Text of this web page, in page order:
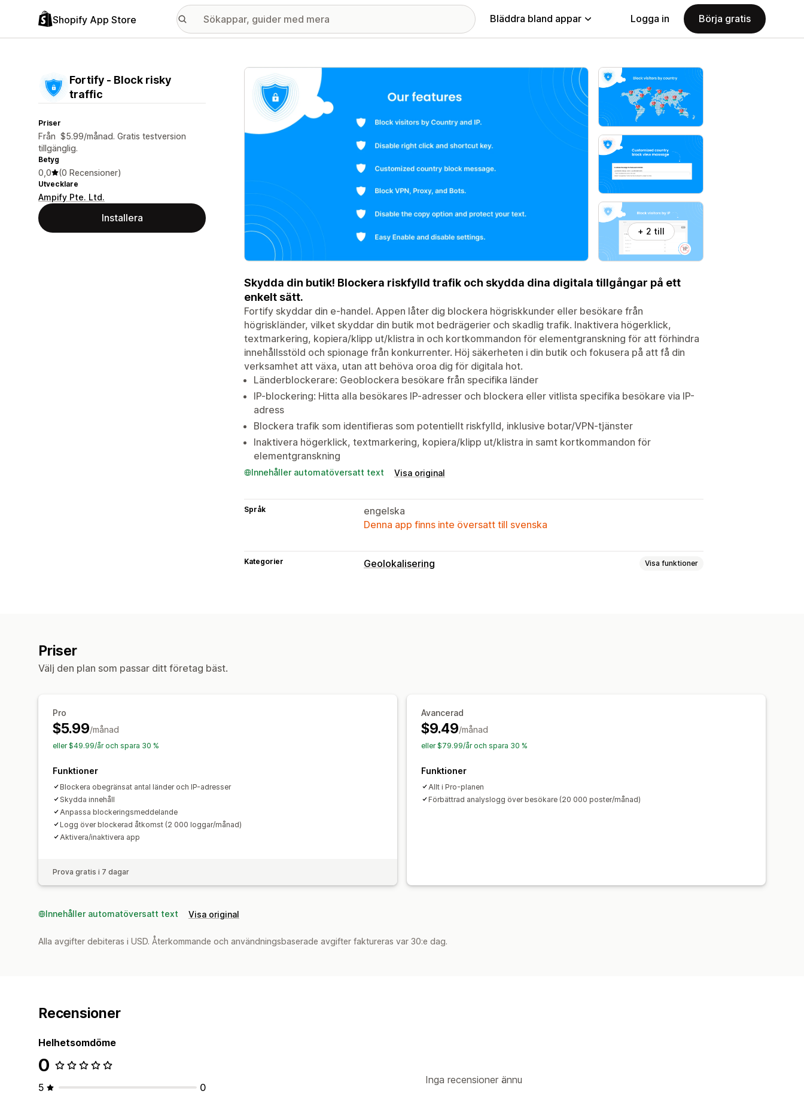
Shopify App Store Bläddra bland appar Logga in Börja gratis
Fortify ‑ Block risky
traffic
Priser
Från $5.99/månad. Gratis testversion
tillgänglig.
Betyg
0,0 (0 Recensioner)
Utvecklare
Ampify Pte. Ltd.
Installera
Galleri med utvalda bilder
+ 2 till
Skydda din butik! Blockera riskfylld trafik och skydda dina digitala tillgångar på ett
enkelt sätt.
Fortify skyddar din e-handel. Appen låter dig blockera högriskkunder eller besökare från
högriskländer, vilket skyddar din butik mot bedrägerier och skadlig trafik. Inaktivera högerklick,
textmarkering, kopiera/klipp ut/klistra in och kortkommandon för elementgranskning för att förhindra
innehållsstöld och spionage från konkurrenter. Höj säkerheten i din butik och fokusera på att få din
verksamhet att växa, utan att behöva oroa dig för digitala hot.
Länderblockerare: Geoblockera besökare från specifika länder
IP-blockering: Hitta alla besökares IP-adresser och blockera eller vitlista specifika besökare via IP-
adress
Blockera trafik som identifieras som potentiellt riskfylld, inklusive botar/VPN-tjänster
Inaktivera högerklick, textmarkering, kopiera/klipp ut/klistra in samt kortkommandon för
elementgranskning
Innehåller automatöversatt text Visa original
Språk
engelska
Denna app finns inte översatt till svenska
Kategorier Geolokalisering Visa funktioner
Priser
Välj den plan som passar ditt företag bäst.
Pro
$5.99/månad
eller $49.99/år och spara 30 %
Funktioner
Blockera obegränsat antal länder och IP-adresser
Skydda innehåll
Anpassa blockeringsmeddelande
Logg över blockerad åtkomst (2 000 loggar/månad)
Aktivera/inaktivera app
Prova gratis i 7 dagar
Avancerad
$9.49/månad
eller $79.99/år och spara 30 %
Funktioner
Allt i Pro-planen
Förbättrad analyslogg över besökare (20 000 poster/månad)
Innehåller automatöversatt text Visa original
Alla avgifter debiteras i USD. Återkommande och användningsbaserade avgifter faktureras var 30:e dag.
Recensioner
Helhetsomdöme
0
5
0
Inga recensioner ännu